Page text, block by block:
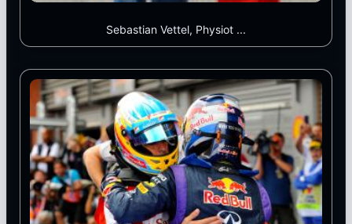
Sebastian Vettel, Physiot ...